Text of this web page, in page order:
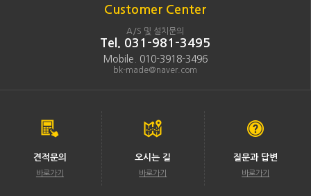
Customer Center
A/S 및 설치문의
Tel. 031-981-3495
Mobile. 010-3918-3496
bk-made@naver.com
견적문의
바로가기
오시는 길
바로가기
질문과 답변
바로가기